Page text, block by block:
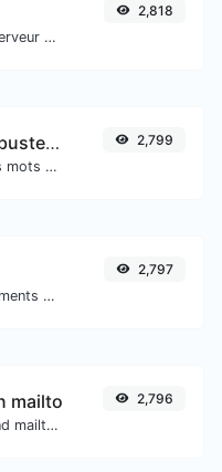
Ping un site web, un serveur ou un port.
2,818
Vérificateur de robustesse du mot de passe
Assurez-vous que vos mots de passe sont suffisamment sécurisés.
2,799
Trouver les enregistrements DNS A, AAAA, CNAME, MX, NS, TXT, SOA d'un hôte.
2,797
mailto
Générer un lien profond mailto avec sujet, corps, cc, cci et obtenir également le code HTML.
2,796